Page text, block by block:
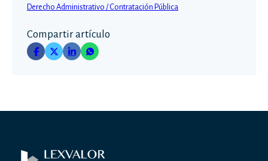
Derecho Administrativo / Contratación Pública
Compartir artículo